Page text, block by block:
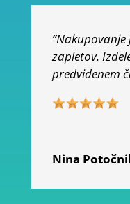
zapletov.
predvidenem
Nina